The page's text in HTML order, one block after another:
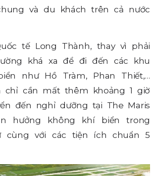
và du khách trên cả nước
tế Long Thành, thay vì phải
khá xa để đi đến các khu
như Hồ Tràm, Phan Thiết,…
chỉ cần mất thêm khoảng 1 giờ
đến nghỉ dưỡng tại The Maris
hưởng không khí biển trong
cùng với các tiện ích chuẩn 5